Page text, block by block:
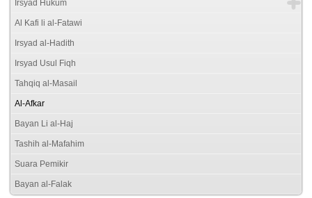
Irsyad Hukum
Al Kafi li al-Fatawi
Irsyad al-Hadith
Irsyad Usul Fiqh
Tahqiq al-Masail
Al-Afkar
Bayan Li al-Haj
Tashih al-Mafahim
Suara Pemikir
Bayan al-Falak